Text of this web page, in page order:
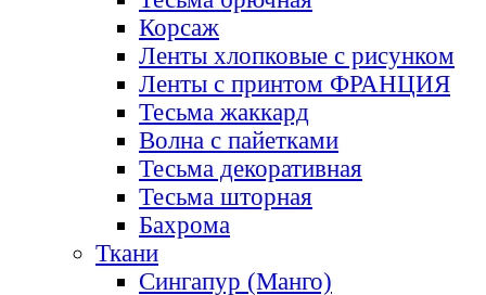
Корсаж
Ленты хлопковые с рисунком
Ленты с принтом ФРАНЦИЯ
Тесьма жаккард
Волна с пайетками
Тесьма декоративная
Тесьма шторная
Бахрома
Ткани
Сингапур (Манго)